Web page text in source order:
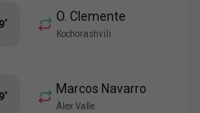
O. Clemente
Kochorashvili
’
Marcos Navarro
Àlex Valle
’